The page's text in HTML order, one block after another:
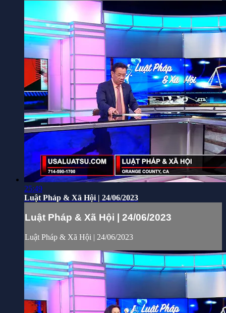
25:49
Luật Pháp & Xã Hội | 24/06/2023
Luật Pháp & Xã Hội | 24/06/2023
Luật Pháp & Xã Hội | 24/06/2023